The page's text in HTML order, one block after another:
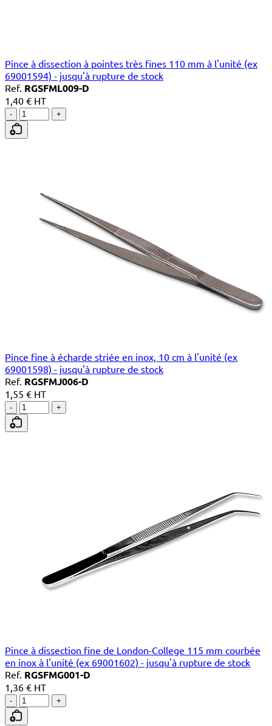
Pince à dissection à pointes très fines 110 mm à l'unité (ex
69001594) - jusqu'à rupture de stock
Ref. RGSFML009-D
1,40 € HT
- +
Pince fine à écharde striée en inox, 10 cm à l'unité (ex
69001598) - jusqu'à rupture de stock
Ref. RGSFMJ006-D
1,55 € HT
- +
Pince à dissection fine de London-College 115 mm courbée
en inox à l'unité (ex 69001602) - jusqu'à rupture de stock
Ref. RGSFMG001-D
1,36 € HT
- +